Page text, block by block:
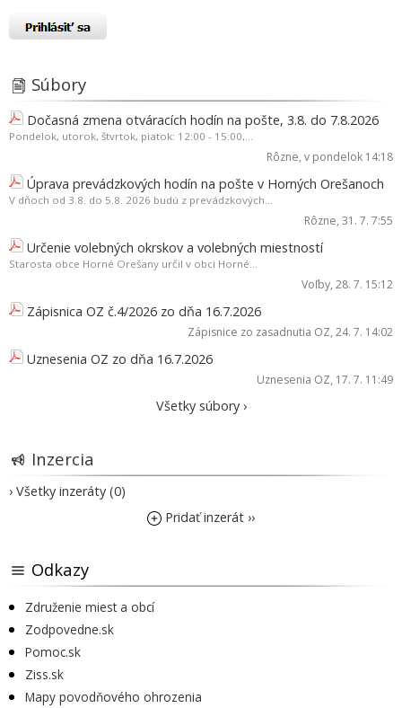
Súbory
Dočasná zmena otváracích hodín na pošte, 3.8. do 7.8.2026
Pondelok, utorok, štvrtok, piatok: 12:00 - 15:00,...
Rôzne, v pondelok 14:18
Úprava prevádzkových hodín na pošte v Horných Orešanoch
V dňoch od 3.8. do 5.8. 2026 budú z prevádzkových...
Rôzne, 31. 7. 7:55
Určenie volebných okrskov a volebných miestností
Starosta obce Horné Orešany určil v obci Horné...
Voľby, 28. 7. 15:12
Zápisnica OZ č.4/2026 zo dňa 16.7.2026
Zápisnice zo zasadnutia OZ, 24. 7. 14:02
Uznesenia OZ zo dňa 16.7.2026
Uznesenia OZ, 17. 7. 11:49
Všetky súbory ›
Inzercia
› Všetky inzeráty (0)
Pridať inzerát ››
Odkazy
Združenie miest a obcí
Zodpovedne.sk
Pomoc.sk
Ziss.sk
Mapy povodňového ohrozenia